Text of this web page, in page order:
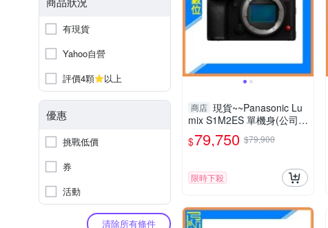
有現貨
Yahoo自營
評價4顆
以上
優惠
挑戰低價
券
活動
清除所有條件
商店 現貨~~Panasonic Lu
mix S1M2ES 單機身(公司
貨)S1 II ES
$79,750 $79,900
限時下殺